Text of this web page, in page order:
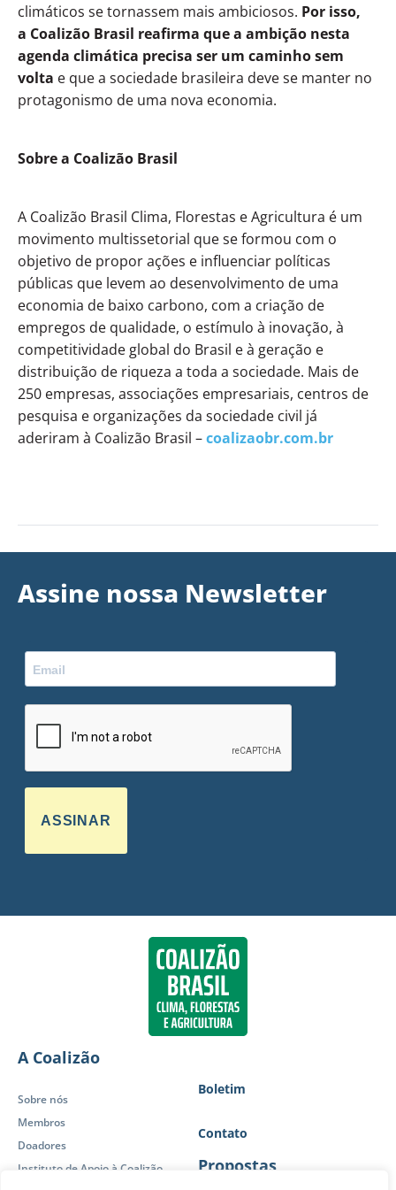
climáticos se tornassem mais ambiciosos. Por isso,
a Coalizão Brasil reafirma que a ambição nesta
agenda climática precisa ser um caminho sem
volta e que a sociedade brasileira deve se manter no
protagonismo de uma nova economia.
Sobre a Coalizão Brasil
A Coalizão Brasil Clima, Florestas e Agricultura é um
movimento multissetorial que se formou com o
objetivo de propor ações e influenciar políticas
públicas que levem ao desenvolvimento de uma
economia de baixo carbono, com a criação de
empregos de qualidade, o estímulo à inovação, à
competitividade global do Brasil e à geração e
distribuição de riqueza a toda a sociedade. Mais de
250 empresas, associações empresariais, centros de
pesquisa e organizações da sociedade civil já
aderiram à Coalizão Brasil –coalizaobr.com.br
Assine nossa Newsletter
ASSINAR
A Coalizão
Sobre nós
Membros
Doadores
Instituto de Apoio à Coalizão
Propostas
Boletim
Contato